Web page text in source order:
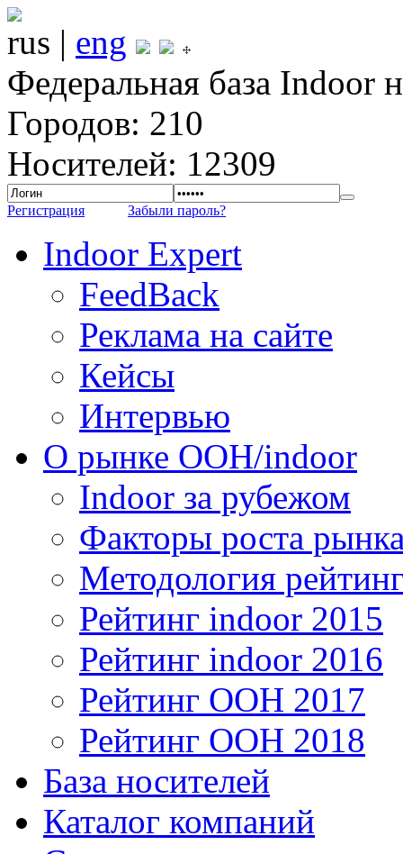
rus | eng
Федеральная база Indoor
Городов: 210
Носителей: 12309
Регистрация Забыли пароль?
Indoor Expert
FeedBack
Реклама на сайте
Кейсы
Интервью
О рынке OOH/indoor
Indoor за рубежом
Факторы роста
Методология
Рейтинг indoor 2015
Рейтинг indoor 2016
Рейтинг OOH 2017
Рейтинг OOH 2018
База носителей
Каталог компаний